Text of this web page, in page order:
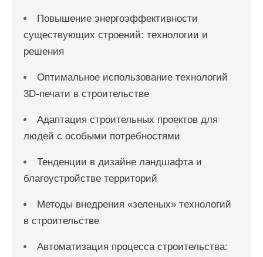
Повышение энергоэффективности
существующих строений: технологии и
решения
Оптимальное использование технологий
3D-печати в строительстве
Адаптация строительных проектов для
людей с особыми потребностями
Тенденции в дизайне ландшафта и
благоустройстве территорий
Методы внедрения «зеленых» технологий
в строительстве
Автоматизация процесса строительства: